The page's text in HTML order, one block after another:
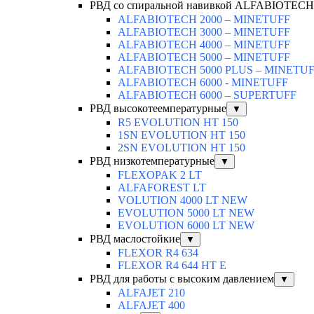
РВД со спиральной навивкой ALFABIOTECH
ALFABIOTECH 2000 – MINETUFF
ALFABIOTECH 3000 – MINETUFF
ALFABIOTECH 4000 – MINETUFF
ALFABIOTECH 5000 – MINETUFF
ALFABIOTECH 5000 PLUS –
ALFABIOTECH 6000 - MINETUFF
ALFABIOTECH 6000 – SUPERTUFF
РВД высокотеемпературные
▼
R5 EVOLUTION HT 150
1SN EVOLUTION HT 150
2SN EVOLUTION HT 150
РВД низкотемпературные
▼
FLEXOPAK 2 LT
ALFAFOREST LT
VOLUTION 4000 LT NEW
EVOLUTION 5000 LT NEW
EVOLUTION 6000 LT NEW
РВД маслостойкие
▼
FLEXOR R4 634
FLEXOR R4 644 HT E
РВД для работы с высоким давлением
▼
ALFAJET 210
ALFAJET 400